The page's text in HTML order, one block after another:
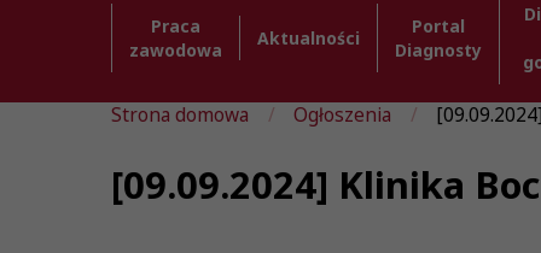
Praca
zawodowa
Aktualności
Portal
Diagnosty
Strona domowa Ogłoszenia
[09.09.2024] Klinika